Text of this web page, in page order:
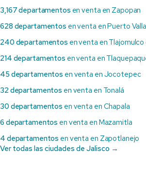
3,167 departamentos en venta en Zapopan
628 departamentos en venta en Puerto
240 departamentos en venta en Tlajomulco
214 departamentos en venta en
45 departamentos en venta en Jocotepec
32 departamentos en venta en Tonalá
30 departamentos en venta en Chapala
6 departamentos en venta en Mazamitla
4 departamentos en venta en Zapotlanejo
Ver todas las ciudades de Jalisco →